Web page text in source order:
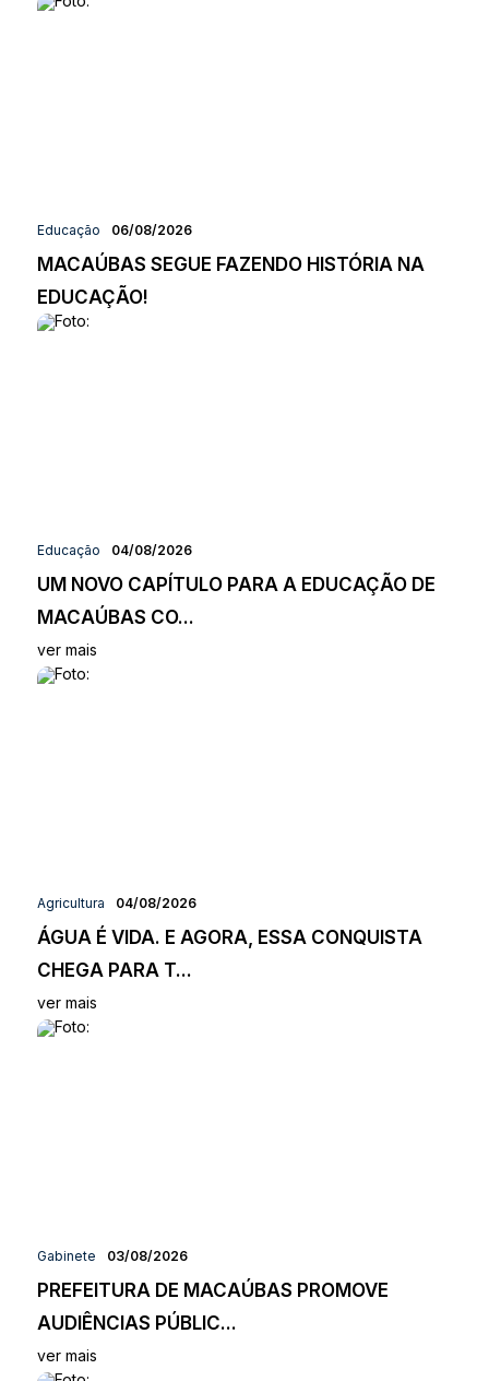
Educação 06/08/2026
MACAÚBAS SEGUE FAZENDO HISTÓRIA NA
EDUCAÇÃO!
Educação 04/08/2026
UM NOVO CAPÍTULO PARA A EDUCAÇÃO DE
MACAÚBAS CO...
ver mais
Agricultura 04/08/2026
ÁGUA É VIDA. E AGORA, ESSA CONQUISTA
CHEGA PARA T...
ver mais
Gabinete 03/08/2026
PREFEITURA DE MACAÚBAS PROMOVE
AUDIÊNCIAS PÚBLIC...
ver mais